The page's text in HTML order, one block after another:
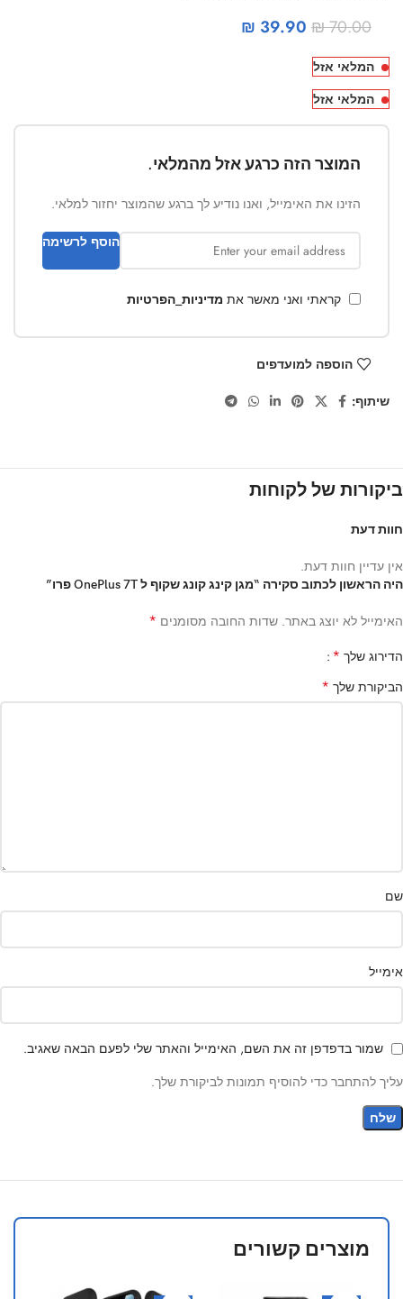
₪70.00
₪ 39.90
המלאי אזל
המלאי אזל
המוצר הזה כרגע אזל מהמלאי.
הזינו את האימייל, ואנו נודיע לך ברגע שהמוצר יחזור למלאי.
הוסף לרשימה
קראתי ואני מאשר את מדיניות_הפרטיות
הוספה למועדפים
שיתוף:
ביקורות של לקוחות
חוות דעת
אין עדיין חוות דעת.
היה הראשון לכתוב סקירה “מגן קינג קונג שקוף ל OnePlus 7T פרו”
האימייל לא יוצג באתר. שדות החובה מסומנים *
הדירוג שלך *
הביקורת שלך *
שם
אימייל
שמור בדפדפן זה את השם, האימייל והאתר שלי לפעם הבאה שאגיב.
עליך להתחבר כדי להוסיף תמונות לביקורת שלך.
מוצרים קשורים